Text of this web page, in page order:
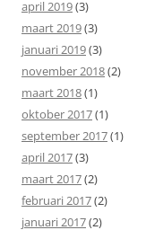
april 2019(3)
maart 2019(3)
januari 2019(3)
november 2018(2)
maart 2018(1)
oktober 2017(1)
september 2017(1)
april 2017(3)
maart 2017(2)
februari 2017(2)
januari 2017(2)